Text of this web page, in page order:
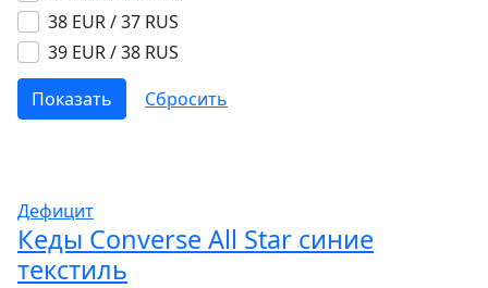
38 EUR / 37 RUS
39 EUR / 38 RUS
Дефицит
Кеды Converse All Star синие
текстиль